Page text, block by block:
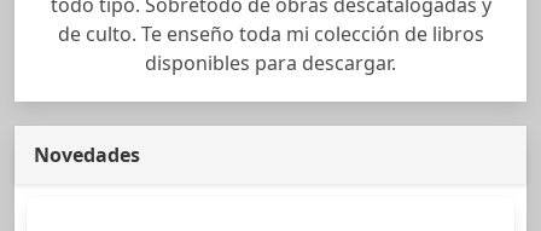
de culto. Te enseño toda mi colección de libros
disponibles para descargar.
Novedades